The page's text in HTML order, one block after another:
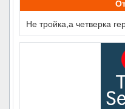
Не тройка,а четверка